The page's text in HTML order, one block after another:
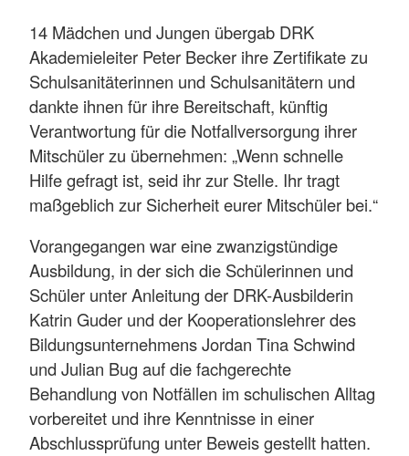
14 Mädchen und Jungen übergab DRK
Akademieleiter Peter Becker ihre Zertifikate zu
Schulsanitäterinnen und Schulsanitätern und
dankte ihnen für ihre Bereitschaft, künftig
Verantwortung für die Notfallversorgung ihrer
Mitschüler zu übernehmen: „Wenn schnelle
Hilfe gefragt ist, seid ihr zur Stelle. Ihr tragt
maßgeblich zur Sicherheit eurer Mitschüler bei.“
Vorangegangen war eine zwanzigstündige
Ausbildung, in der sich die Schülerinnen und
Schüler unter Anleitung der DRK-Ausbilderin
Katrin Guder und der Kooperationslehrer des
Bildungsunternehmens Jordan Tina Schwind
und Julian Bug auf die fachgerechte
Behandlung von Notfällen im schulischen Alltag
vorbereitet und ihre Kenntnisse in einer
Abschlussprüfung unter Beweis gestellt hatten.